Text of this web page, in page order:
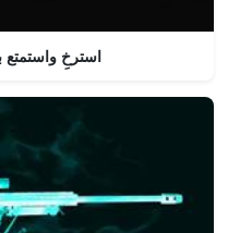
استرخِ واستمتع